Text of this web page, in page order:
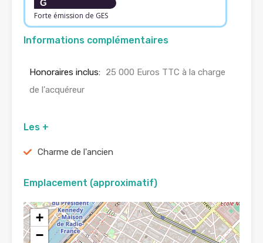
G
Forte émission de GES
Informations complémentaires
Honoraires inclus: 25 000 Euros TTC à la charge
de l'acquéreur
Les +
Charme de l'ancien
Emplacement (approximatif)
+
−